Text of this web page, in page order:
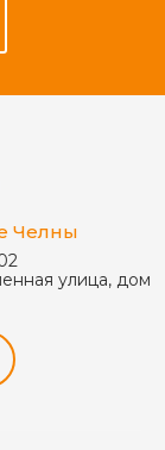
Челны
улица, дом